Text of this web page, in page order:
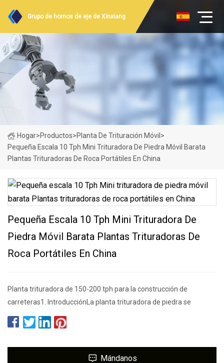
Grupo de hornos de eje de Xinxiang
Hogar>Productos>Planta De Trituración Móvil >
Pequeña Escala 10 Tph Mini Trituradora De Piedra Móvil Barata
Plantas Trituradoras De Roca Portátiles En China
Pequeña Escala 10 Tph Mini Trituradora De
Piedra Móvil Barata Plantas Trituradoras De
Roca Portátiles En China
Planta trituradora de 150-200 tph para la construcción de
carreteras1. IntroducciónLa planta trituradora de piedra se
Mándanos